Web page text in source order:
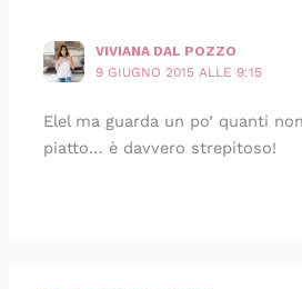
VIVIANA DAL POZZO
9 GIUGNO 2015 ALLE 9:15
Elel ma guarda un po’ quanti
piatto… è davvero strepitoso!